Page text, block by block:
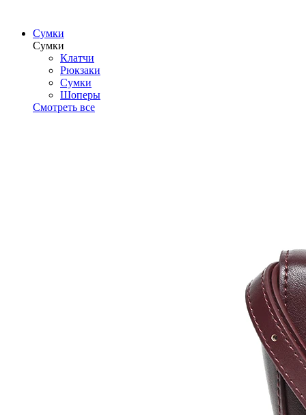
Сумки
Сумки
Клатчи
Рюкзаки
Сумки
Шоперы
Смотреть все